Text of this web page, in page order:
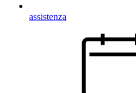
assistenza